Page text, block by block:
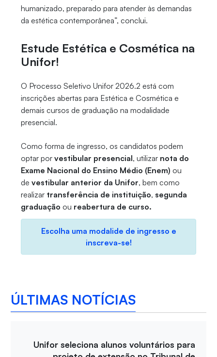
humanizado, preparado para atender às demandas
da estética contemporânea”, conclui.
Estude Estética e Cosmética na
Unifor!
O Processo Seletivo Unifor 2026.2 está com
inscrições abertas para Estética e Cosmética e
demais cursos de graduação na modalidade
presencial.
Como forma de ingresso, os candidatos podem
optar por vestibular presencial, utilizar nota do
Exame Nacional do Ensino Médio (Enem) ou
de vestibular anterior da Unifor, bem como
realizar transferência de instituição, segunda
graduação ou reabertura de curso.
Escolha uma modalide de ingresso e
inscreva-se!
ÚLTIMAS NOTÍCIAS
Unifor seleciona alunos voluntários para